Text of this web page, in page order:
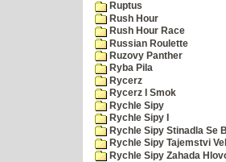
Ruptus
Rush Hour
Rush Hour Race
Russian Roulette
Ruzovy Panther
Ryba Pila
Rycerz
Rycerz I Smok
Rychle Sipy
Rychle Sipy I
Rychle Sipy Stinadla Se
Rychle Sipy Tajemstvi
Rychle Sipy Zahada